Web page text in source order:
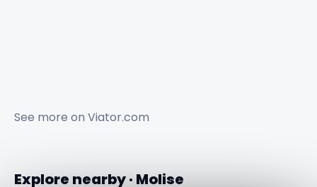
See more on Viator.com
Explore nearby · Molise